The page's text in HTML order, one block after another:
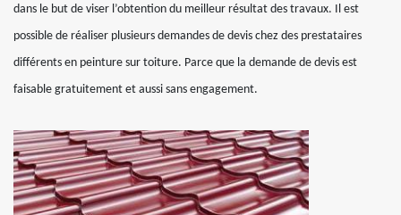
dans le but de viser l’obtention du meilleur résultat des travaux. Il est
possible de réaliser plusieurs demandes de devis chez des prestataires
différents en peinture sur toiture. Parce que la demande de devis est
faisable gratuitement et aussi sans engagement.